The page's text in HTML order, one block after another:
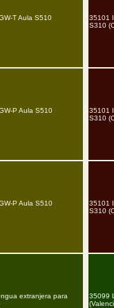
T Aula S510
P Aula S510
P Aula S510
extranjera para
35101
S310
35101
S310
35101
S310
35099